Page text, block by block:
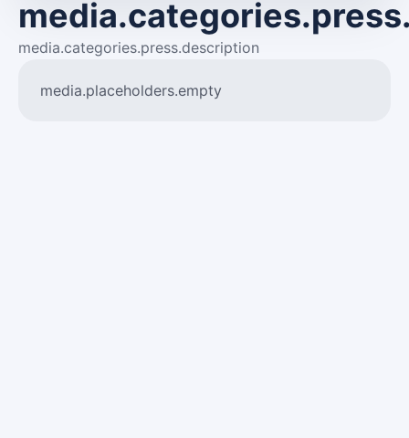
media.categories.press.description
media.placeholders.empty